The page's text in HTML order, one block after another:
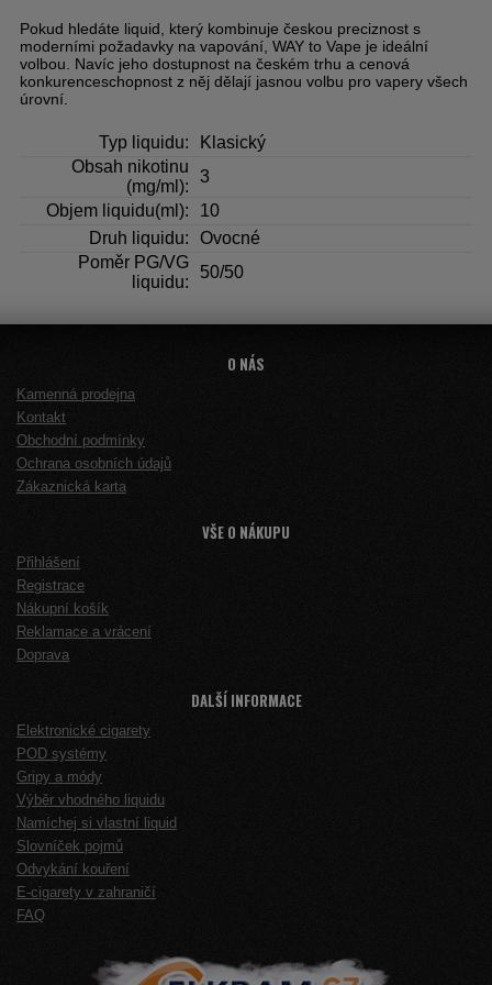
Pokud hledáte liquid, který kombinuje českou preciznost s
moderními požadavky na vapování, WAY to Vape je ideální
volbou. Navíc jeho dostupnost na českém trhu a cenová
konkurenceschopnost z něj dělají jasnou volbu pro vapery všech
úrovní.
Typ liquidu:
Klasický
Obsah nikotinu
(mg/ml):
3
Objem liquidu(ml):
10
Druh liquidu:
Ovocné
Poměr PG/VG
liquidu:
50/50
O NÁS
Kamenná prodejna
Kontakt
Obchodní podmínky
Ochrana osobních údajů
Zákaznická karta
VŠE O NÁKUPU
Přihlášení
Registrace
Nákupní košík
Reklamace a vrácení
Doprava
DALŠÍ INFORMACE
Elektronické cigarety
POD systémy
Gripy a módy
Výběr vhodného liquidu
Namíchej si vlastní liquid
Slovníček pojmů
Odvykání kouření
E-cigarety v zahraničí
FAQ